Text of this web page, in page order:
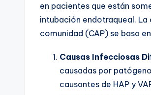
en pacientes que están
intubación endotraqueal.
comunidad (CAP) se basa
Causas Infecciosas
causadas por
causantes de HAP y